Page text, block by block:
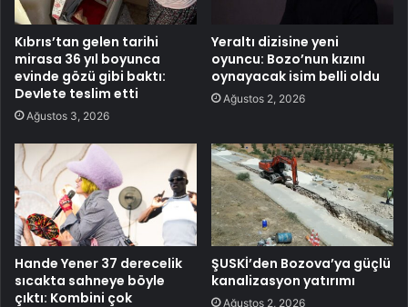
Kıbrıs’tan gelen tarihi
mirasa 36 yıl boyunca
evinde gözü gibi baktı:
Devlete teslim etti
Ağustos 3, 2026
Yeraltı dizisine yeni
oyuncu: Bozo’nun kızını
oynayacak isim belli oldu
Ağustos 2, 2026
Hande Yener 37 derecelik
sıcakta sahneye böyle
çıktı: Kombini çok
ŞUSKİ’den Bozova’ya güçlü
kanalizasyon yatırımı
Ağustos 2, 2026